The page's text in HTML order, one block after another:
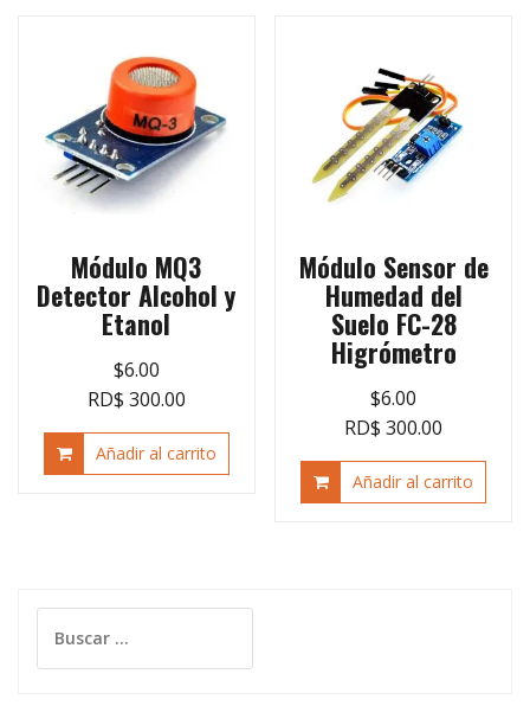
Módulo MQ3
Detector Alcohol y
Etanol
$6.00
RD$ 300.00
Añadir al carrito
Módulo Sensor de
Humedad del
Suelo FC-28
Higrómetro
$6.00
RD$ 300.00
Añadir al carrito